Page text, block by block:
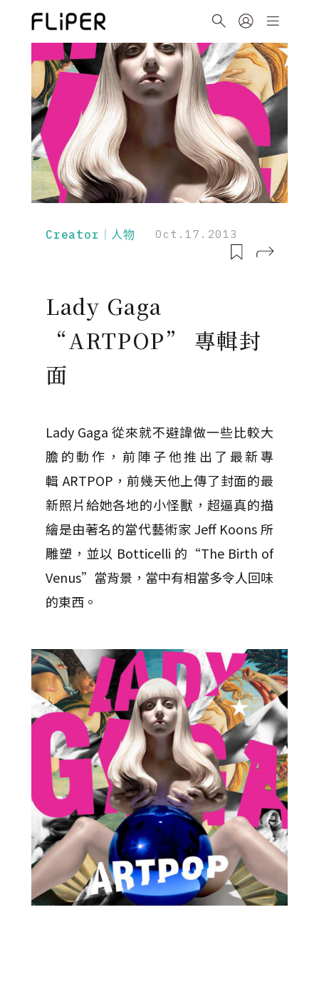
Creator｜人物 Oct.17.2013
Lady Gaga
“ARTPOP” 專輯封
面
Lady Gaga 從來就不避諱做一些比較大
膽的動作，前陣子他推出了最新專
輯 ARTPOP，前幾天他上傳了封面的最
新照片給她各地的小怪獸，超逼真的描
繪是由著名的當代藝術家 Jeff Koons 所
雕塑，並以 Botticelli 的“The Birth of
Venus”當背景，當中有相當多令人回味
的東西。